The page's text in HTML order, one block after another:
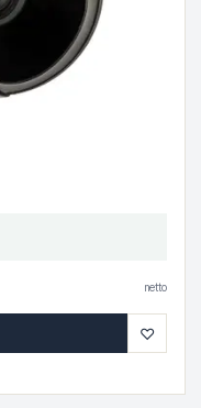
netto
♡